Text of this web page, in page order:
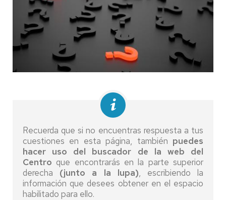
Recuerda que si no encuentras respuesta a tus
cuestiones en esta página, también puedes
hacer uso del buscador de la web del
Centro que encontrarás en la parte superior
derecha (junto a la lupa), escribiendo la
información que desees obtener en el espacio
habilitado para ello.